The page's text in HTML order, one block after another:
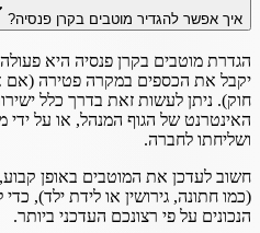
איך אפשר להגדיר מוטבים בקרן פנסיה?
הגדרת מוטבים בקרן פנסיה היא
יקבל את הכספים במקרה פטירה (אם
חוק). ניתן לעשות זאת בדרך כלל
האינטרנט של הגוף המנהל, או על ידי
ושליחתו לחברה.
חשוב לעדכן את המוטבים באופן
(כמו חתונה, גירושין או לידת ילד),
הנכונים על פי רצונכם העדכני ביותר.